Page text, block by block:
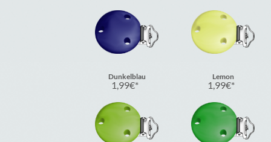
Dunkelblau
1,99€
Lemon
1,99€